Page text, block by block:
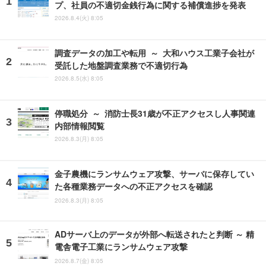
プ、社員の不適切金銭行為に関する補償進捗を発表
2026.8.4(火) 8:05
調査データの加工や転用 ～ 大和ハウス工業子会社が
受託した地盤調査業務で不適切行為
2026.8.5(水) 8:05
停職処分 ～ 消防士長31歳が不正アクセスし人事関連
内部情報閲覧
2026.8.3(月) 8:05
金子農機にランサムウェア攻撃、サーバに保存してい
た各種業務データへの不正アクセスを確認
2026.8.3(月) 8:05
ADサーバ上のデータが外部へ転送されたと判断 ～ 精
電舎電子工業にランサムウェア攻撃
2026.8.7(金) 8:05